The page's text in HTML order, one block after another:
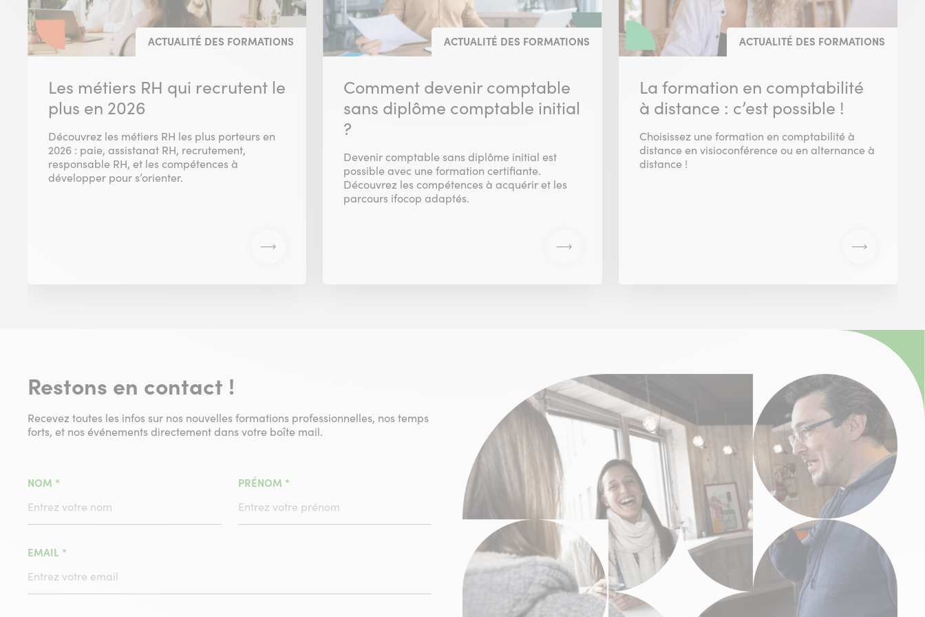
ACTUALITÉ DES FORMATIONS
Les métiers RH qui recrutent le
plus en 2026
Découvrez les métiers RH les plus porteurs en
2026 : paie, assistanat RH, recrutement,
responsable RH, et les compétences à
développer pour s’orienter.
ACTUALITÉ DES FORMATIONS
Comment devenir comptable
sans diplôme comptable initial
?
Devenir comptable sans diplôme initial est
possible avec une formation certifiante.
Découvrez les compétences à acquérir et les
parcours ifocop adaptés.
ACTUALITÉ DES FORMATIONS
La formation en comptabilité
à distance : c’est possible !
Choisissez une formation en comptabilité à
distance en visioconférence ou en alternance à
distance !
Restons en contact !
Recevez toutes les infos sur nos nouvelles formations professionnelles, nos temps
forts, et nos événements directement dans votre boîte mail.
NOM * PRÉNOM *(CHAMPS
EMAIL *